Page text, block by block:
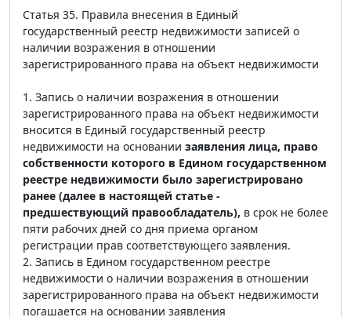
Статья 35. Правила внесения в Единый
государственный реестр недвижимости записей о
наличии возражения в отношении
зарегистрированного права на объект недвижимости
1. Запись о наличии возражения в отношении
зарегистрированного права на объект недвижимости
вносится в Единый государственный реестр
недвижимости на основании заявления лица, право
собственности которого в Едином государственном
реестре недвижимости было зарегистрировано
ранее (далее в настоящей статье -
предшествующий правообладатель), в срок не более
пяти рабочих дней со дня приема органом
регистрации прав соответствующего заявления.
2. Запись в Едином государственном реестре
недвижимости о наличии возражения в отношении
зарегистрированного права на объект недвижимости
погашается на основании заявления